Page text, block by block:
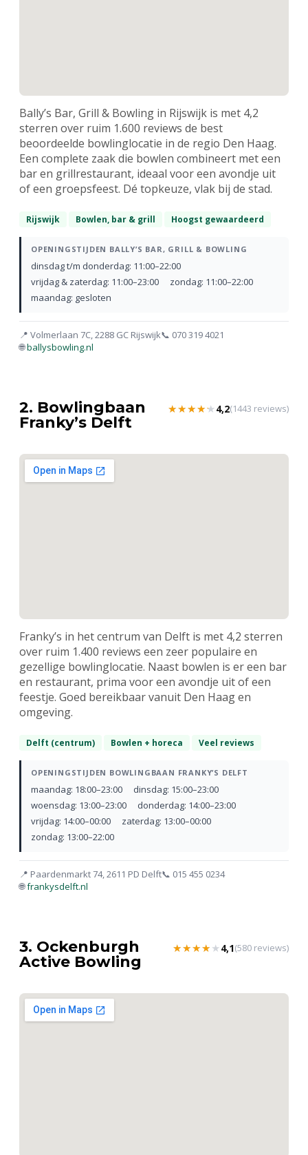
Bally’s Bar, Grill & Bowling in Rijswijk is met 4,2
sterren over ruim 1.600 reviews de best
beoordeelde bowlinglocatie in de regio Den Haag.
Een complete zaak die bowlen combineert met een
bar en grillrestaurant, ideaal voor een avondje uit
of een groepsfeest. Dé topkeuze, vlak bij de stad.
Rijswijk Bowlen, bar & grill Hoogst gewaardeerd
OPENINGSTIJDEN BALLY’S BAR, GRILL & BOWLING
dinsdag t/m donderdag: 11:00–22:00
vrijdag & zaterdag: 11:00–23:00
zondag: 11:00–22:00
maandag: gesloten
📍 Volmerlaan 7C, 2288 GC Rijswijk📞 070 319 4021
🌐ballysbowling.nl
2. Bowlingbaan
Franky’s Delft
★★★★★
★★★★★4,2(1443 reviews)
Franky’s in het centrum van Delft is met 4,2 sterren
over ruim 1.400 reviews een zeer populaire en
gezellige bowlinglocatie. Naast bowlen is er een bar
en restaurant, prima voor een avondje uit of een
feestje. Goed bereikbaar vanuit Den Haag en
omgeving.
Delft (centrum) Bowlen + horeca Veel reviews
OPENINGSTIJDEN BOWLINGBAAN FRANKY’S DELFT
maandag: 18:00–23:00
dinsdag: 15:00–23:00
woensdag: 13:00–23:00
donderdag: 14:00–23:00
vrijdag: 14:00–00:00
zaterdag: 13:00–00:00
zondag: 13:00–22:00
📍 Paardenmarkt 74, 2611 PD Delft📞 015 455 0234
🌐frankysdelft.nl
3. Ockenburgh
Active Bowling
★★★★★
★★★★★4,1(580 reviews)